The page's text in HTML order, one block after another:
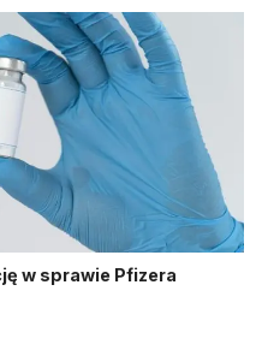
w sprawie Pfizera